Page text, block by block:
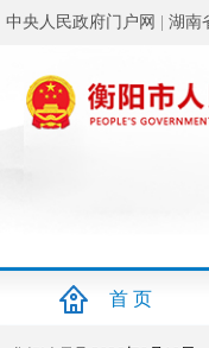
中央人民政府门户网 湖南
首 页